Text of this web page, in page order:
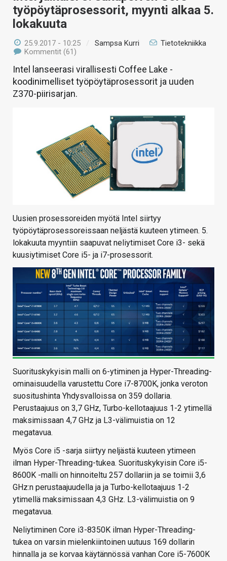
työpöytäprosessorit, myynti alkaa 5.
lokakuuta
25.9.2017 - 10:25 / Sampsa Kurri
Tietotekniikka
Kommentit (61)
Intel lanseerasi virallisesti Coffee Lake -
koodinimelliset työpöytäprosessorit ja uuden
Z370-piirisarjan.
Uusien prosessoreiden myötä Intel siirtyy
työpöytäprosessoreissaan neljästä kuuteen ytimeen. 5.
lokakuuta myyntiin saapuvat neliytimiset Core i3- sekä
kuusiytimiset Core i5- ja i7-prosessorit.
Suorituskykyisin malli on 6-ytiminen ja Hyper-Threading-
ominaisuudella varustettu Core i7-8700K, jonka veroton
suositushinta Yhdysvalloissa on 359 dollaria.
Perustaajuus on 3,7 GHz, Turbo-kellotaajuus 1-2 ytimellä
maksimissaan 4,7 GHz ja L3-välimuistia on 12
megatavua.
Myös Core i5 -sarja siirtyy neljästä kuuteen ytimeen
ilman Hyper-Threading-tukea. Suorituskykyisin Core i5-
8600K -malli on hinnoiteltu 257 dollariin ja se toimii 3,6
GHz:n perustaajuudella ja ja Turbo-kellotaajuus 1-2
ytimellä maksimissaan 4,3 GHz. L3-välimuistia on 9
megatavua.
Neliytiminen Core i3-8350K ilman Hyper-Threading-
tukea on varsin mielenkiintoinen uutuus 169 dollarin
hinnalla ja se korvaa käytännössä vanhan Core i5-7600K